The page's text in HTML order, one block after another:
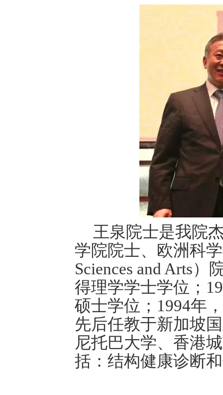
王泉院士是我院
学院院士、欧洲科
Sciences and Arts
得理学学士学位；
硕士学位；1994年
先后任教于新加坡
尼托巴大学、香港
括：结构健康诊断